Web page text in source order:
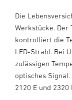
Die
Werkstücke. Der
kontrolliert die
LED-Strahl. Bei
zulässigen
optisches Signal.
2120 E und 2320